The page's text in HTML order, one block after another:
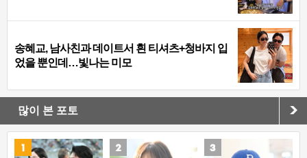
송혜교, 남사친과 데이트서 흰 티셔츠+청바지 입
었을 뿐인데…빛나는 미모
많이 본 포토